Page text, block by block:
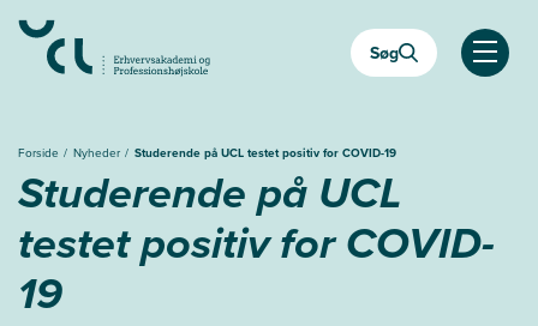
hovedindhold
Søg
Åben
Forside Nyheder Studerende på UCL testet positiv for COVID-19
Studerende på UCL
testet positiv for COVID-
19